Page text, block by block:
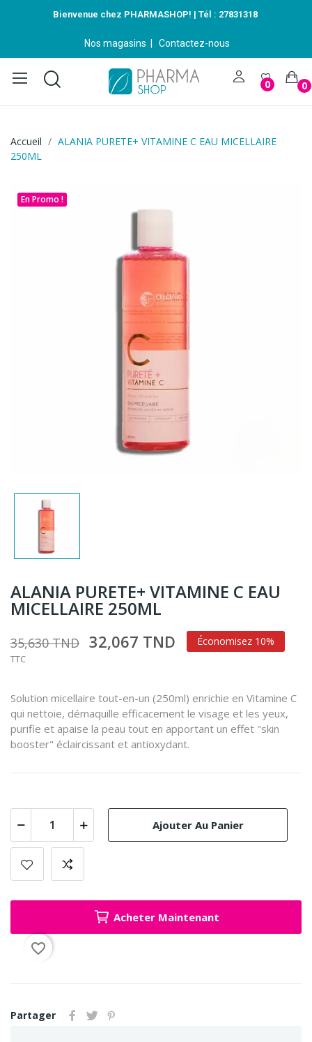
Bienvenue chez PHARMASHOP! | Tél : 27831318
Nos magasins Contactez-nous
0 0
Accueil
ALANIA PURETE+ VITAMINE C EAU MICELLAIRE
250ML
En Promo !
ALANIA PURETE+ VITAMINE C EAU
MICELLAIRE 250ML
35,630 TND 32,067 TND Économisez 10%
TTC
Solution micellaire tout-en-un (250ml) enrichie en Vitamine C
qui nettoie, démaquille efficacement le visage et les yeux,
purifie et apaise la peau tout en apportant un effet "skin
booster" éclaircissant et antioxydant.
Ajouter Au Panier
Acheter Maintenant
favorite_border
Partager